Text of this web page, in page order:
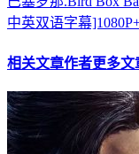
中英双语字幕
相关文章作者更多文